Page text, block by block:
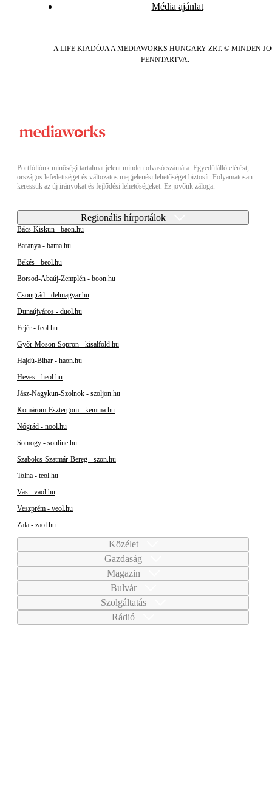
Média ajánlat
A LIFE KIADÓJA A MEDIAWORKS HUNGARY ZRT. © MINDEN
FENNTARTVA.
Portfóliónk minőségi tartalmat jelent minden olvasó számára. Egyedülálló elérést,
országos lefedettséget és változatos megjelenési lehetőséget biztosít. Folyamatosan
keressük az új irányokat és fejlődési lehetőségeket. Ez jövőnk záloga.
Regionális hírportálok
Bács-Kiskun - baon.hu
Baranya - bama.hu
Békés - beol.hu
Borsod-Abaúj-Zemplén - boon.hu
Csongrád - delmagyar.hu
Dunaújváros - duol.hu
Fejér - feol.hu
Győr-Moson-Sopron - kisalfold.hu
Hajdú-Bihar - haon.hu
Heves - heol.hu
Jász-Nagykun-Szolnok - szoljon.hu
Komárom-Esztergom - kemma.hu
Nógrád - nool.hu
Somogy - sonline.hu
Szabolcs-Szatmár-Bereg - szon.hu
Tolna - teol.hu
Vas - vaol.hu
Veszprém - veol.hu
Zala - zaol.hu
Közélet
Gazdaság
Magazin
Bulvár
Szolgáltatás
Rádió